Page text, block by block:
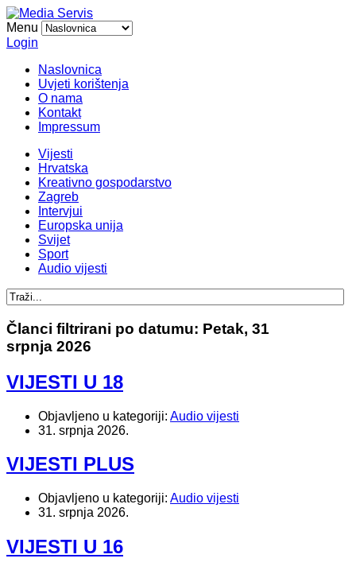
Menu
Login
Naslovnica
Uvjeti korištenja
O nama
Kontakt
Impressum
Vijesti
Hrvatska
Kreativno gospodarstvo
Zagreb
Intervjui
Europska unija
Svijet
Sport
Audio vijesti
Članci filtrirani po datumu: Petak, 31
srpnja 2026
VIJESTI U 18
Objavljeno u kategoriji: Audio vijesti
31. srpnja 2026.
VIJESTI PLUS
Objavljeno u kategoriji: Audio vijesti
31. srpnja 2026.
VIJESTI U 16